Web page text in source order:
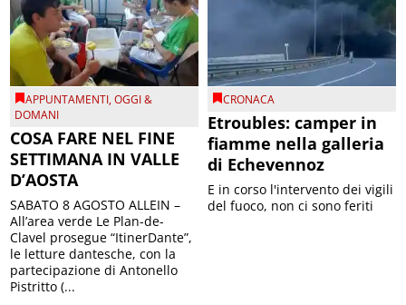
APPUNTAMENTI,OGGI &
DOMANI
COSA FARE NEL FINE
SETTIMANA IN VALLE
D’AOSTA
SABATO 8 AGOSTO ALLEIN –
All’area verde Le Plan-de-
Clavel prosegue “ItinerDante”,
le letture dantesche, con la
partecipazione di Antonello
Pistritto (...
CRONACA
Etroubles: camper in
fiamme nella galleria
di Echevennoz
E in corso l'intervento dei vigili
del fuoco, non ci sono feriti